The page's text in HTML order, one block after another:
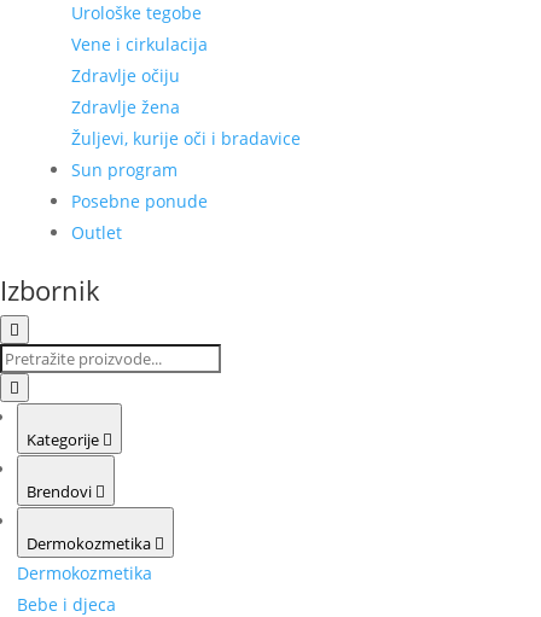
Urološke tegobe
Vene i cirkulacija
Zdravlje očiju
Zdravlje žena
Žuljevi, kurije oči i bradavice
Sun program
Posebne ponude
Outlet
Izbornik
Kategorije
Brendovi
Dermokozmetika
Dermokozmetika
Bebe i djeca